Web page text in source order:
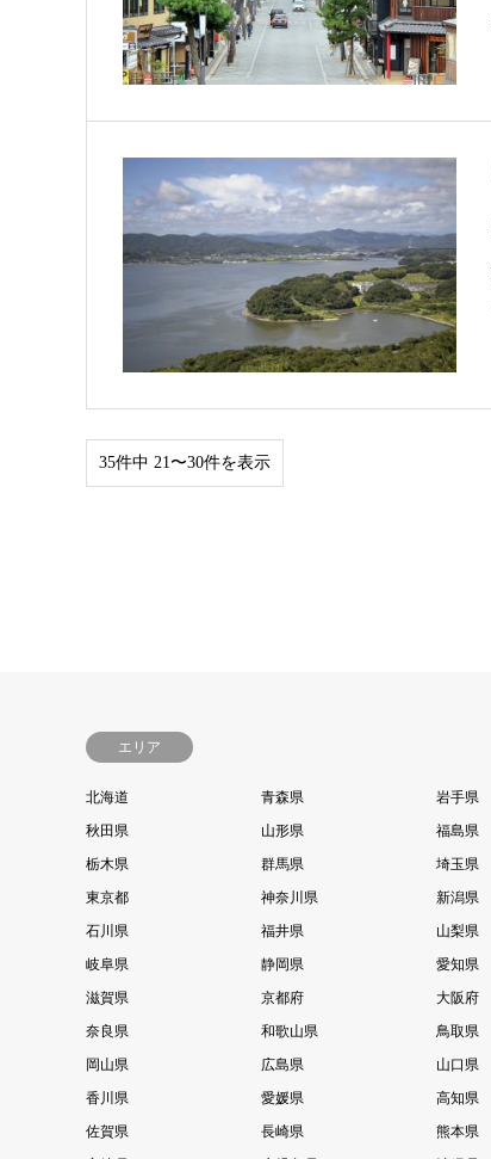
35件中 21〜30件を表示
エリア
北海道 青森県 岩手県
秋田県
山形県 福島県
栃木県
群馬県 埼玉県
東京都
神奈川県 新潟県
石川県
福井県 山梨県
岐阜県
静岡県 愛知県
滋賀県
京都府 大阪府
奈良県
和歌山県 鳥取県
岡山県
広島県 山口県
香川県
愛媛県 高知県
佐賀県
長崎県 熊本県